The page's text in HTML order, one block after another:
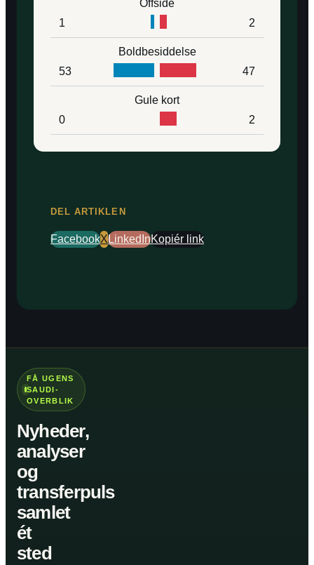
Offside
1
2
Boldbesiddelse
53
47
Gule kort
0
2
DEL ARTIKLEN
FacebookXLinkedInKopiér link
FÅ UGENS
SAUDI-
OVERBLIK
Nyheder,
analyser
og
transferpuls
samlet
ét
sted